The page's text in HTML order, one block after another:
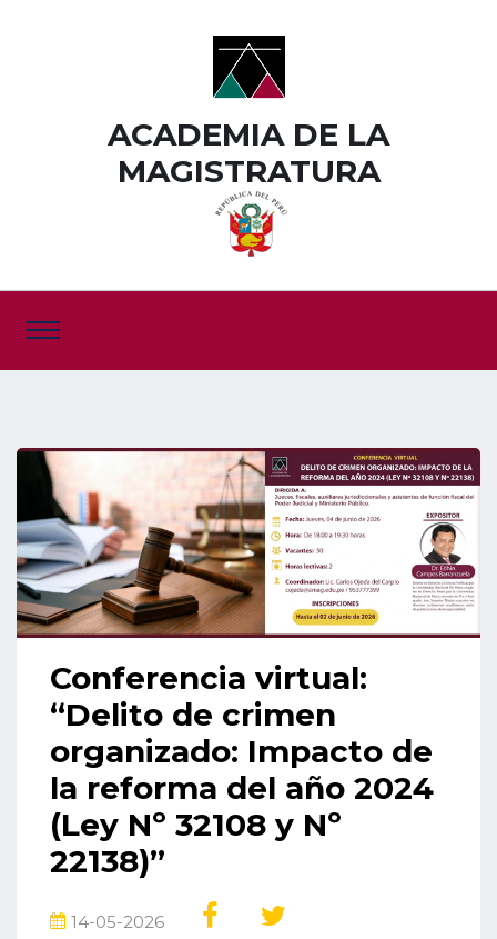
ACADEMIA DE LA
MAGISTRATURA
Conferencia virtual:
“Delito de crimen
organizado: Impacto de
la reforma del año 2024
(Ley Nº 32108 y Nº
22138)”
14-05-2026